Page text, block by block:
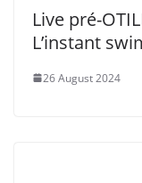
Live pré-
L’instant
26 August 2024